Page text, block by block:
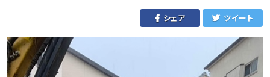
シェア ツイート